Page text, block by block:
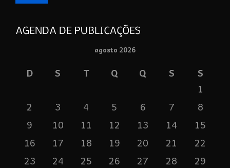
agosto 2026
D S T Q Q S S
1
2
3 4 5 6 7
8
9
10 11 12 13 14
15
16
17 18 19 20 21
22
23
24 25 26 27 28
29